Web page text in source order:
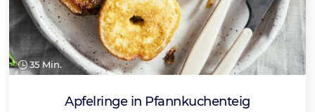
35 Min.
Apfelringe in Pfannkuchenteig